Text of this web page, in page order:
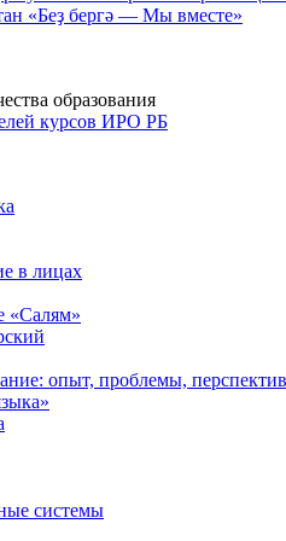
«Беҙ бергә — Мы вместе»
образования
курсов ИРО РБ
в лицах
«Салям»
опыт, проблемы,
системы